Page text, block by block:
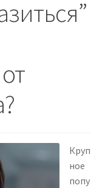
меню
Круп
ное
попу